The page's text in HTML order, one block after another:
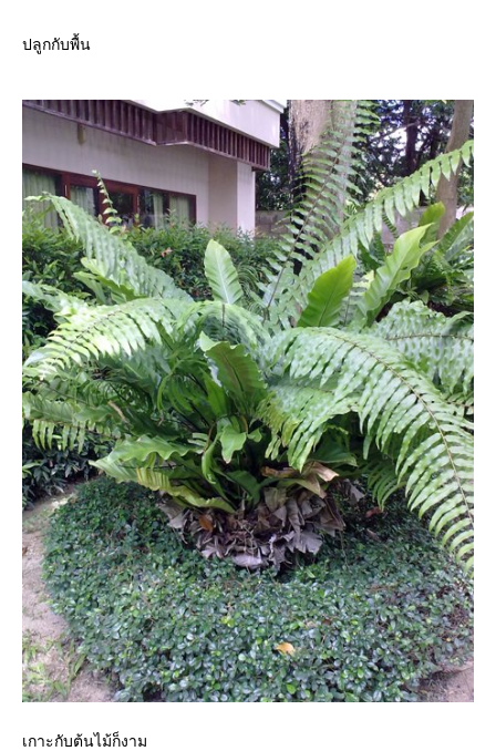
ปลูกกับพื้น
เกาะกับต้นไม้ก็งาม